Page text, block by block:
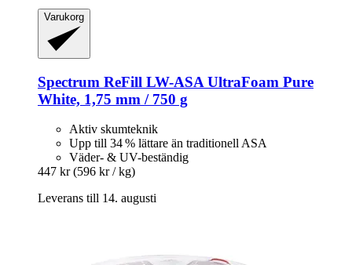
Varukorg
Spectrum ReFill LW-​ASA UltraFoam Pure
White, 1,75 mm / 750 g
Aktiv skumteknik
Upp till 34 % lättare än traditionell ASA
Väder- & UV-beständig
447 kr (596 kr / kg)
Leverans till 14. augusti